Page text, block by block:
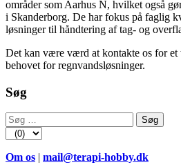
områder som Aarhus N, hvilket også
i Skanderborg. De har fokus på faglig
løsninger til håndtering af tag- og
Det kan være værd at kontakte os for et
behovet for regnvandsløsninger.
Søg
Søg
efter:
Om os | mail@terapi-hobby.dk